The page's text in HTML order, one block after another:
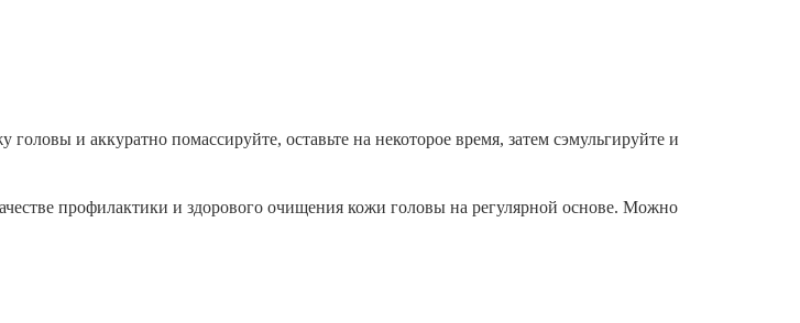
и аккуратно помассируйте, оставьте на некоторое время, затем сэмульгируйте и
профилактики и здорового очищения кожи головы на регулярной основе. Можно